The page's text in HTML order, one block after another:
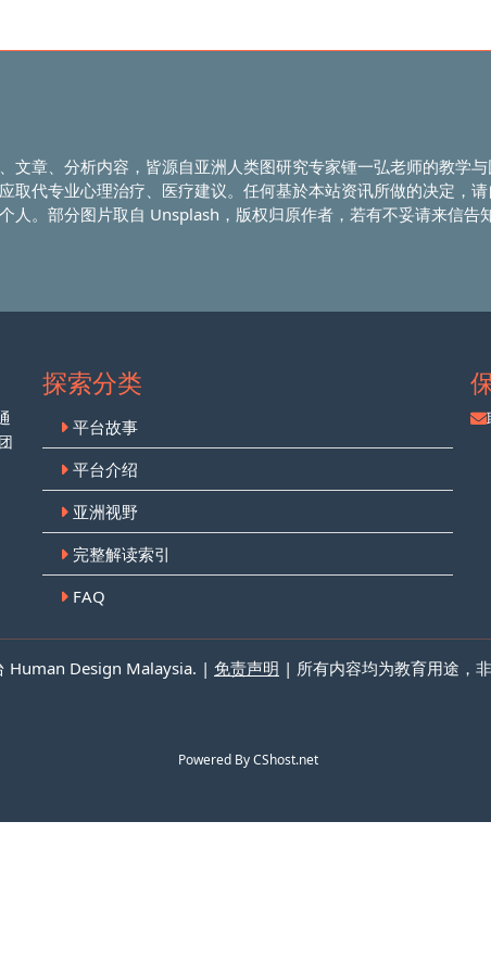
文章、分析内容，皆源自亚洲人类图研究专家锺一弘老师的教学
取代专业心理治疗、医疗建议。任何基於本站资讯所做的决定，
人。部分图片取自 Unsplash，版权归原作者，若有不妥请来信告知
探索分类
平台故事
平台介绍
亚洲视野
完整解读索引
FAQ
Human Design Malaysia. | 免责声明 | 所有内容均为教育用途，非
Powered ByCShost.net